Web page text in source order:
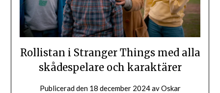
Rollistan i Stranger Things med alla
skådespelare och karaktärer
Publicerad den 18 december 2024avOskar